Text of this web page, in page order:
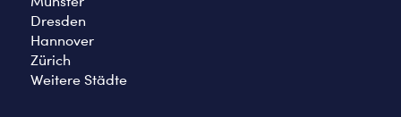
Dresden
Hannover
Zürich
Weitere Städte